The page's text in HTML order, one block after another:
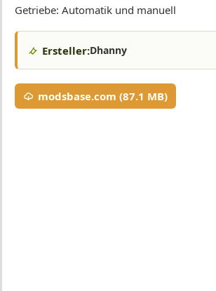
Getriebe: Automatik und manuell
Ersteller:Dhanny
modsbase.com (87.1 MB)